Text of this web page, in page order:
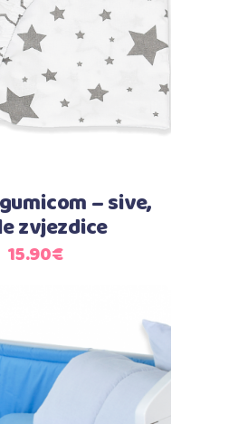
u košaricu
– sive,
zvjezdice
15.90€